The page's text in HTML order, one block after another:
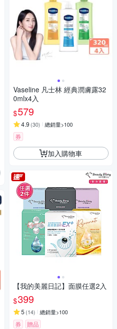
Vaseline 凡士林 經典潤膚露32
0mlx4入
$579
4.9 (30) 總銷量>100
券
加入購物車
【我的美麗日記】面膜任選2入
$399
5 (14) 總銷量>100
券 贈品